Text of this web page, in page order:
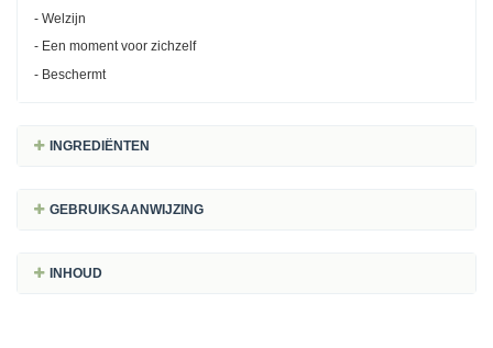
- Welzijn
- Een moment voor zichzelf
- Beschermt
INGREDIËNTEN
GEBRUIKSAANWIJZING
INHOUD